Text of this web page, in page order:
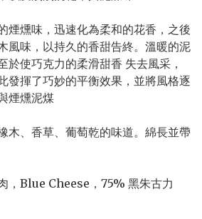
煙燻味，迅速化為柔和的花香，之後
風味，以持久的香甜告終。溫暖的泥
於使巧克力的柔滑甜香 失去風采，
發揮了巧妙的平衡效果，並將風格逐
煙燻泥煤
木、香草、葡萄乾的味道。綿長並帶
，Blue Cheese，75% 黑朱古力